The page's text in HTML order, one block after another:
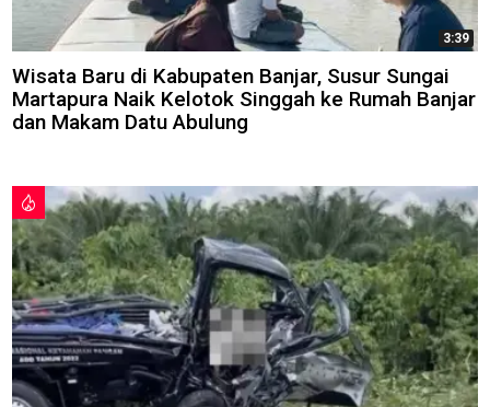
3:39
Wisata Baru di Kabupaten Banjar, Susur Sungai
Martapura Naik Kelotok Singgah ke Rumah Banjar
dan Makam Datu Abulung